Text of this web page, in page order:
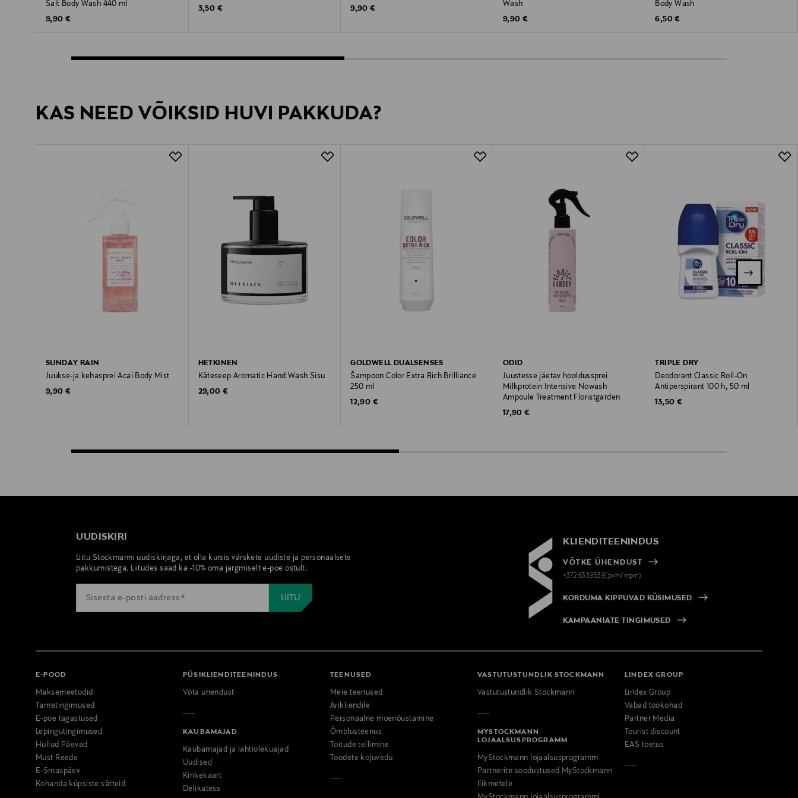
Salt Body Wash 440 ml
Original Price
9,90 €
Original Price
3,50 €
Original Price
9,90 €
Wash
Original Price
9,90 €
Body Wash
Original Price
6,50 €
KAS NEED VÕIKSID HUVI PAKKUDA?
SUNDAY RAIN
Juukse-ja kehasprei Acai Body Mist
Original Price
9,90 €
HETKINEN
Käteseep Aromatic Hand Wash Sisu
Original Price
29,00 €
GOLDWELL DUALSENSES
Šampoon Color Extra Rich Brilliance
250 ml
Original Price
12,90 €
ODID
Juustesse jäetav hooldussprei
Milkprotein Intensive Nowash
Ampoule Treatment Floristgarden
Original Price
17,90 €
TRIPLE DRY
Deodorant Classic Roll-On
Antiperspirant 100 h, 50 ml
Original Price
13,50 €
UUDISKIRI
Liitu Stockmanni uudiskirjaga, et olla kursis värskete uudiste ja personaalsete
pakkumistega. Liitudes saad ka -10% oma järgmiselt e-poe ostult.
KLIENDITEENINDUS
VÕTKE ÜHENDUST
+372 6339539(pvm/mpm)
KORDUMA KIPPUVAD KÜSIMUSED
KAMPAANIATE TINGIMUSED
E-POOD
Maksemeetodid
Tarnetingimused
E-poe tagastused
Lepingutingimused
Hullud Päevad
Must Reede
E-Smaspäev
Kohanda küpsiste sätteid
PÜSIKLIENDITEENINDUS
Võta ühendust
KAUBAMAJAD
Kaubamajad ja lahtiolekuajad
Uudised
Kinkekaart
Delikatess
TEENUSED
Meie teenused
Ärikliendile
Personaalne moenõustamine
Õmblusteenus
Toitude tellimine
Toodete kojuvedu
VASTUTUSTUNDLIK STOCKMANN
Vastutustundlik Stockmann
MYSTOCKMANN
LOJAALSUSPROGRAMM
MyStockmann lojaalsusprogramm
Partnerite soodustused MyStockmann
liikmetele
LINDEX GROUP
Lindex Group
Vabad töökohad
Partner Media
Tourist discount
EAS toetus